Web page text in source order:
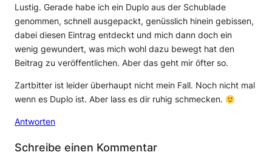
Lustig. Gerade habe ich ein Duplo aus der Schublade
genommen, schnell ausgepackt, genüsslich hinein gebissen,
dabei diesen Eintrag entdeckt und mich dann doch ein
wenig gewundert, was mich wohl dazu bewegt hat den
Beitrag zu veröffentlichen. Aber das geht mir öfter so.
Zartbitter ist leider überhaupt nicht mein Fall. Noch nicht mal
wenn es Duplo ist. Aber lass es dir ruhig schmecken.
Antworten
Schreibe einen Kommentar